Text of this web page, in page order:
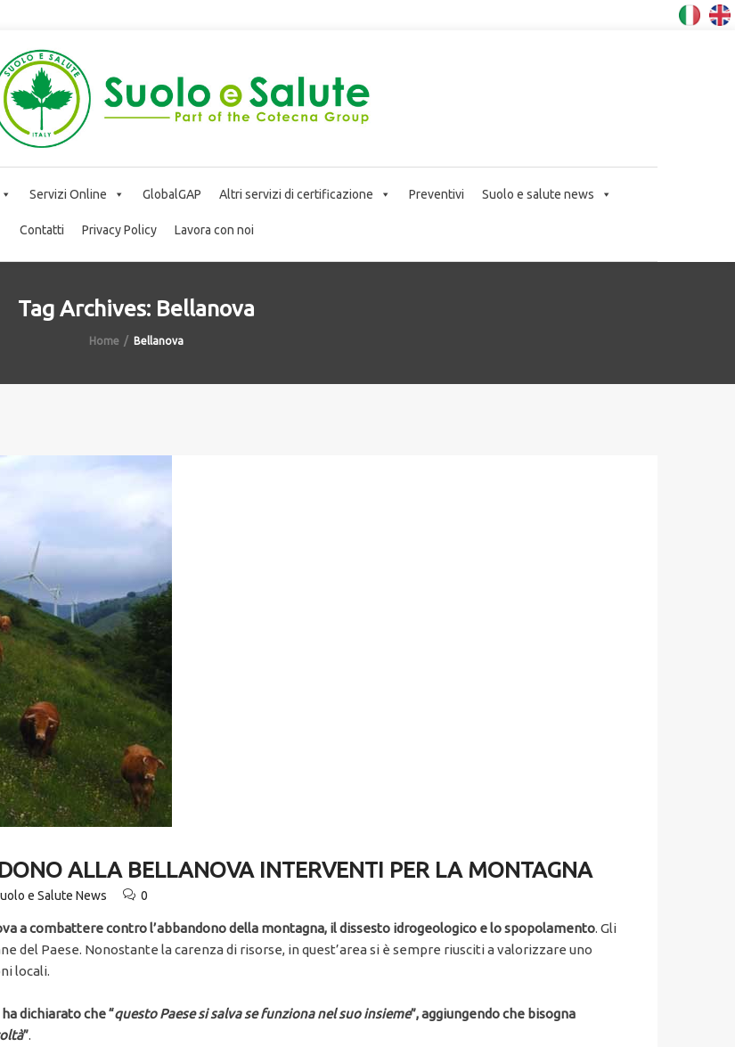
Servizi Online GlobalGAP Altri servizi di certificazione Preventivi Suolo e salute news
Contatti Privacy Policy Lavora con noi
Tag Archives: Bellanova
Home Bellanova
ALLA BELLANOVA INTERVENTI PER LA MONTAGNA
e Salute News 0
a combattere contro l’abbandono della montagna, il dissesto idrogeologico e lo spopolamento. Gli
Paese. Nonostante la carenza di risorse, in quest’area si è sempre riusciti a valorizzare uno
locali.
dichiarato che “questo Paese si salva se funziona nel suo insieme”, aggiungendo che bisogna
”.